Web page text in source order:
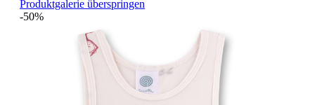
Produktgalerie überspringen
-50%